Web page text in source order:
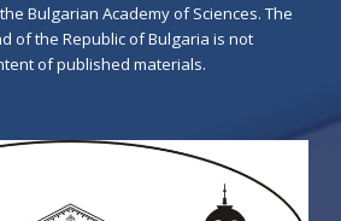
Bulgarian Academy of Sciences. The
of the Republic of Bulgaria is not
of published materials.